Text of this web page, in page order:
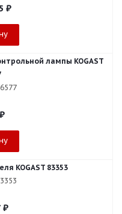
₽
лампы KOGAST
KOGAST 83353
₽